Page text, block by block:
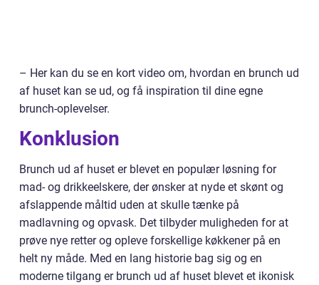
– Her kan du se en kort video om, hvordan en brunch ud
af huset kan se ud, og få inspiration til dine egne
brunch-oplevelser.
Konklusion
Brunch ud af huset er blevet en populær løsning for
mad- og drikkeelskere, der ønsker at nyde et skønt og
afslappende måltid uden at skulle tænke på
madlavning og opvask. Det tilbyder muligheden for at
prøve nye retter og opleve forskellige køkkener på en
helt ny måde. Med en lang historie bag sig og en
moderne tilgang er brunch ud af huset blevet et ikonisk